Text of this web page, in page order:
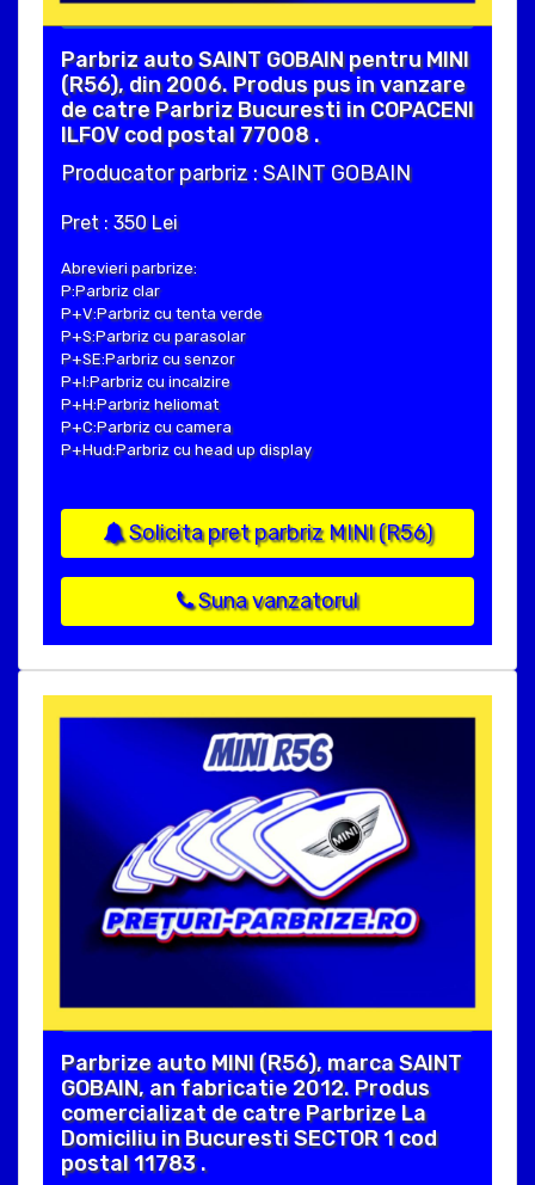
Parbriz auto SAINT GOBAIN pentru MINI
(R56), din 2006. Produs pus in vanzare
de catre Parbriz Bucuresti in COPACENI
ILFOV cod postal 77008 .
Producator parbriz : SAINT GOBAIN
Pret : 350 Lei
Abrevieri parbrize:
P:Parbriz clar
P+V:Parbriz cu tenta verde
P+S:Parbriz cu parasolar
P+SE:Parbriz cu senzor
P+I:Parbriz cu incalzire
P+H:Parbriz heliomat
P+C:Parbriz cu camera
P+Hud:Parbriz cu head up display
Solicita pret parbriz MINI (R56)
Suna vanzatorul
Parbrize auto MINI (R56), marca SAINT
GOBAIN, an fabricatie 2012. Produs
comercializat de catre Parbrize La
Domiciliu in Bucuresti SECTOR 1 cod
postal 11783 .